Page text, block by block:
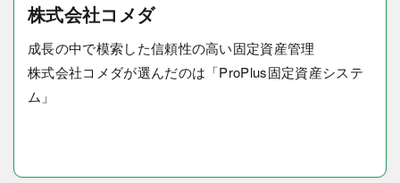
株式会社コメダ
成長の中で模索した信頼性の高い固定資産管理
株式会社コメダが選んだのは「ProPlus固定資産システ
ム」